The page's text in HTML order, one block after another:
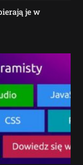
je w